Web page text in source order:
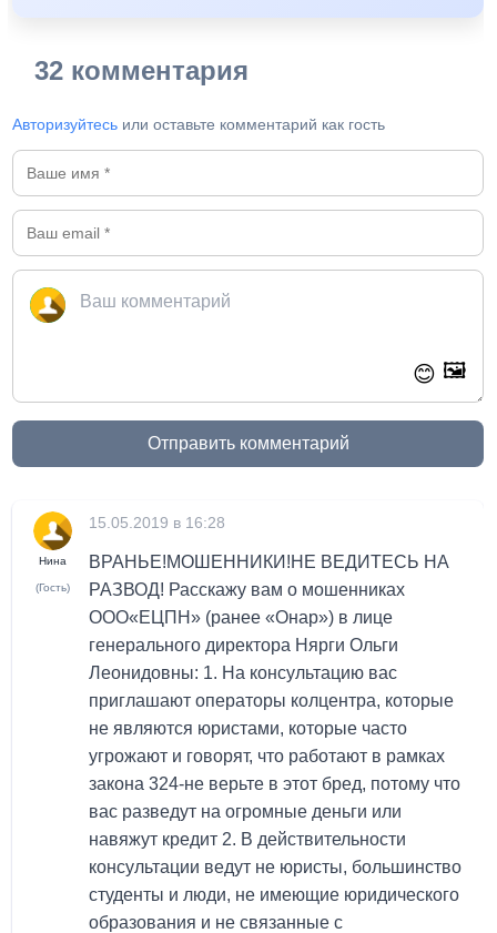
32 комментария
Авторизуйтесь или оставьте комментарий как гость
😊 🖼️
Отправить комментарий
Нина
(Гость)
15.05.2019 в 16:28
ВРАНЬЕ!МОШЕННИКИ!НЕ ВЕДИТЕСЬ НА
РАЗВОД! Расскажу вам о мошенниках
ООО«ЕЦПН» (ранее «Онар») в лице
генерального директора Нярги Ольги
Леонидовны: 1. На консультацию вас
приглашают операторы колцентра, которые
не являются юристами, которые часто
угрожают и говорят, что работают в рамках
закона 324-не верьте в этот бред, потому что
вас разведут на огромные деньги или
навяжут кредит 2. В действительности
консультации ведут не юристы, большинство
студенты и люди, не имеющие юридического
образования и не связанные с